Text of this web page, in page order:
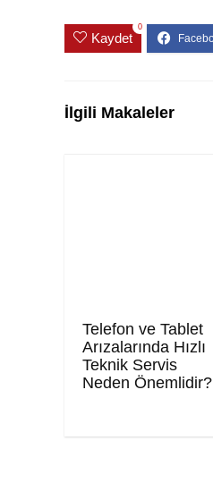
Kaydet
0
İlgili Makaleler
Telefon ve Tablet
Arızalarında Hızlı
Teknik Servis
Neden Önemlidir?